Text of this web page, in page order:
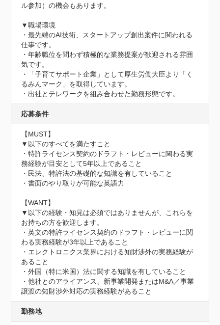
ル参加）の機会もあります。
▼職場環境
・最先端のAI技術、スタートアップ創出案件に関われる
仕事です。
・年齢職位を問わず積極的な業務提案が歓迎される雰囲
気です。
・「子育てサポート企業」として厚生労働大臣より「く
るみんマーク」を取得しています。
・出社とテレワークを組み合わせた勤務形態です。
応募条件
【MUST】
▼以下のすべてを満たすこと
・特許ライセンス契約のドラフト・レビューに関わる実
務経験が目安として5年以上であること
・民法、特許法の基礎的な知識を有していること
・書面のやり取りが可能な英語力
【WANT】
▼以下の経験・知見は必須ではありませんが、これらを
お持ちの方を歓迎します。
・英文の特許ライセンス契約のドラフト・レビューに関
わる実務経験が3年以上であること
・エレクトロニクス業界における知財渉外の実務経験が
あること
・外国（特に米国）法に関する知識を有していること
・他社とのアライアンス、新事業開発またはM&A／事業
譲渡の知財渉外対応の実務経験があること
勤務地